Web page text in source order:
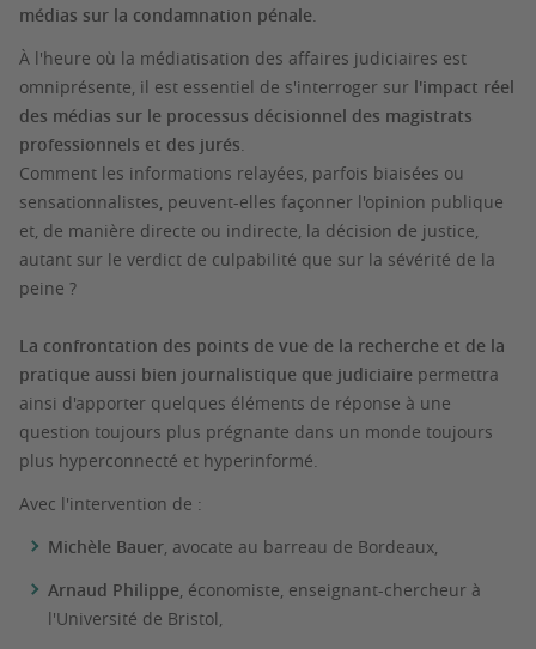
médias sur la condamnation pénale.
À l'heure où la médiatisation des affaires judiciaires est
omniprésente, il est essentiel de s'interroger sur l'impact réel
des médias sur le processus décisionnel des magistrats
professionnels et des jurés.
Comment les informations relayées, parfois biaisées ou
sensationnalistes, peuvent-elles façonner l'opinion publique
et, de manière directe ou indirecte, la décision de justice,
autant sur le verdict de culpabilité que sur la sévérité de la
peine ?
La confrontation des points de vue de la recherche et de la
pratique aussi bien journalistique que judiciaire permettra
ainsi d'apporter quelques éléments de réponse à une
question toujours plus prégnante dans un monde toujours
plus hyperconnecté et hyperinformé.
Avec l'intervention de :
Michèle Bauer, avocate au barreau de Bordeaux,
Arnaud Philippe, économiste, enseignant-chercheur à
l'Université de Bristol,